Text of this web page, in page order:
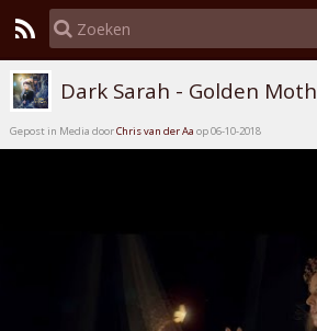
Dark Sarah - Golden Moth
Gepost in Media doorChris van der Aa op 06-10-2018